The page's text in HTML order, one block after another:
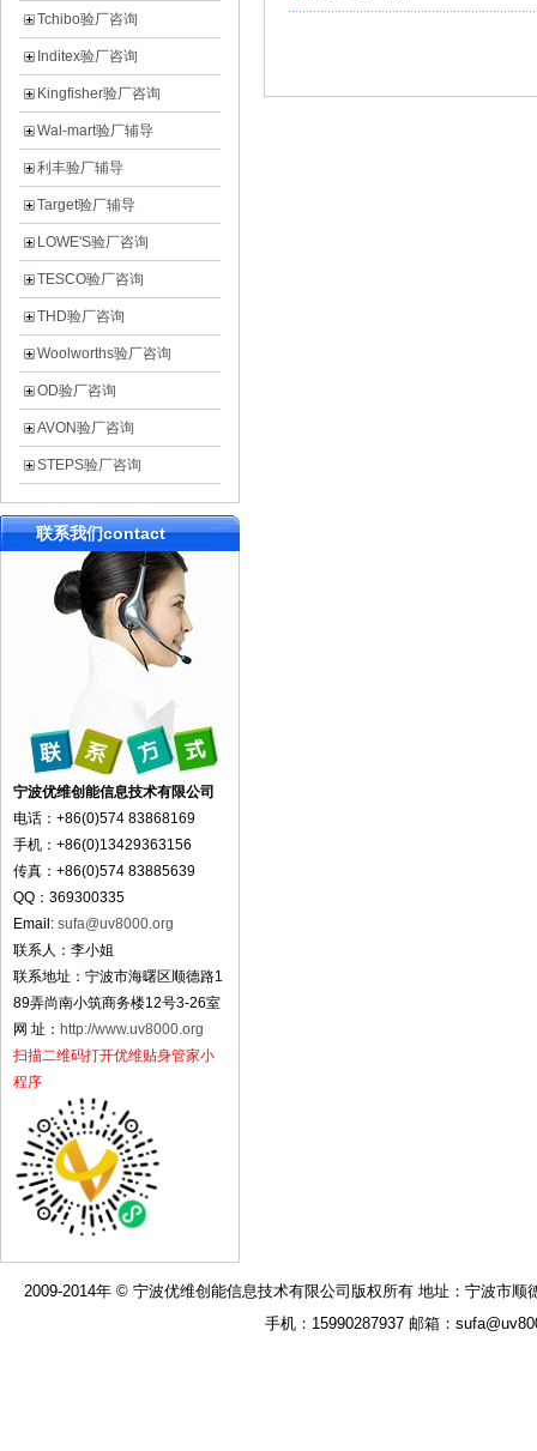
Tchibo验厂咨询
Inditex验厂咨询
Kingfisher验厂咨询
Wal-mart验厂辅导
利丰验厂辅导
Target验厂辅导
LOWE'S验厂咨询
TESCO验厂咨询
THD验厂咨询
Woolworths验厂咨询
OD验厂咨询
AVON验厂咨询
STEPS验厂咨询
联系我们contact
宁波优维创能信息技术有限公司
电话：+86(0)574 83868169
手机：+86(0)13429363156
传真：+86(0)574 83885639
QQ：369300335
Email: sufa@uv8000.org
联系人：李小姐
联系地址：宁波市海曙区顺德路1
89弄尚南小筑商务楼12号3-26室
网 址： http://www.uv8000.org
扫描二维码打开优维贴身管家小
程序
2009-2014年 © 宁波优维创能信息技术有限公司版权所有 地址：宁波市顺
手机：15990287937 邮箱：